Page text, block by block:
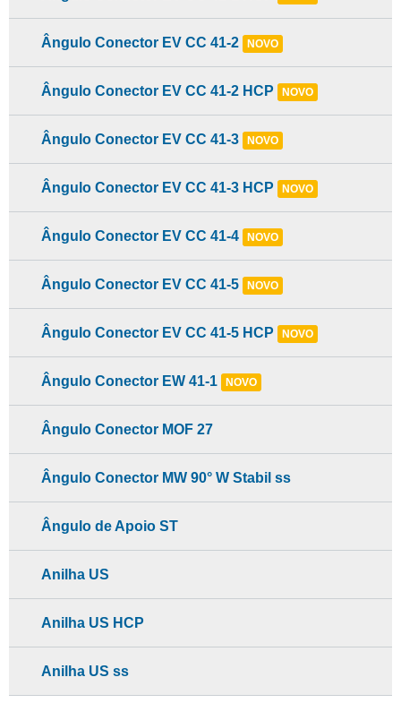
Ângulo Conector EV CC 41-2 NOVO
Ângulo Conector EV CC 41-2 HCP NOVO
Ângulo Conector EV CC 41-3 NOVO
Ângulo Conector EV CC 41-3 HCP NOVO
Ângulo Conector EV CC 41-4 NOVO
Ângulo Conector EV CC 41-5 NOVO
Ângulo Conector EV CC 41-5 HCP NOVO
Ângulo Conector EW 41-1 NOVO
Ângulo Conector MOF 27
Ângulo Conector MW 90° W Stabil ss
Ângulo de Apoio ST
Anilha US
Anilha US HCP
Anilha US ss